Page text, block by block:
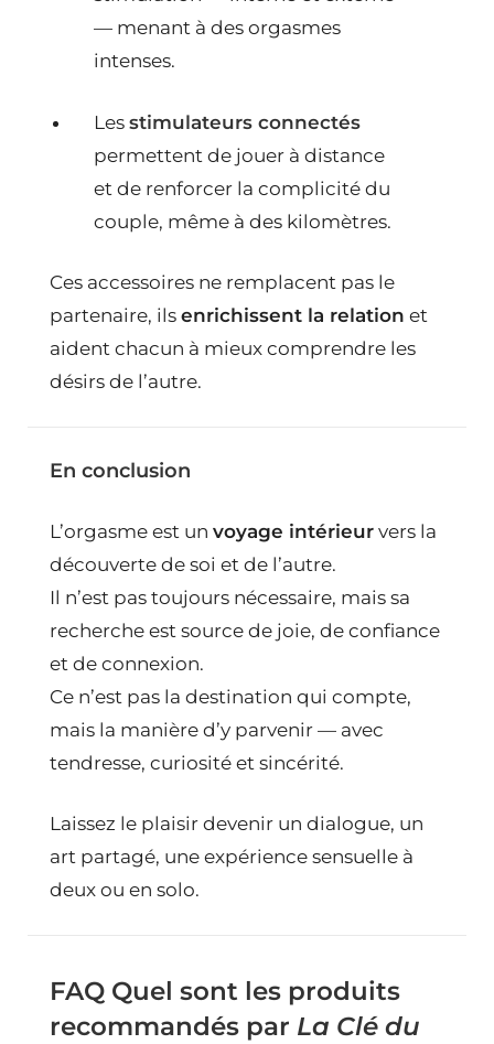
— menant à des orgasmes
intenses.
Les stimulateurs connectés
permettent de jouer à distance
et de renforcer la complicité du
couple, même à des kilomètres.
Ces accessoires ne remplacent pas le
partenaire, ils enrichissent la relation et
aident chacun à mieux comprendre les
désirs de l’autre.
En conclusion
L’orgasme est un voyage intérieur vers la
découverte de soi et de l’autre.
Il n’est pas toujours nécessaire, mais sa
recherche est source de joie, de confiance
et de connexion.
Ce n’est pas la destination qui compte,
mais la manière d’y parvenir — avec
tendresse, curiosité et sincérité.
Laissez le plaisir devenir un dialogue, un
art partagé, une expérience sensuelle à
deux ou en solo.
FAQ Quel sont les produits
recommandés par La Clé du